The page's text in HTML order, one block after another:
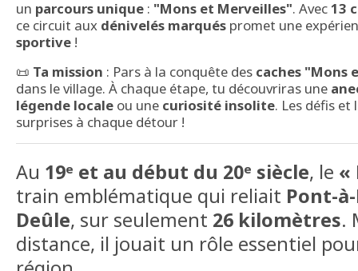
un parcours unique : "Mons et Merveilles". Avec13
ce circuit aux dénivelés marqués promet une
sportive !
📜 Ta mission : Pars à la conquête des caches "Mons
dans le village. À chaque étape, tu découvriras une
légende locale ou une curiosité insolite. Les défis et
surprises à chaque détour !
Au 19ᵉ et au début du 20ᵉ siècle, le «
train emblématique qui reliait Pont-
Deûle, sur seulement 26 kilomètres.
distance, il jouait un rôle essentiel